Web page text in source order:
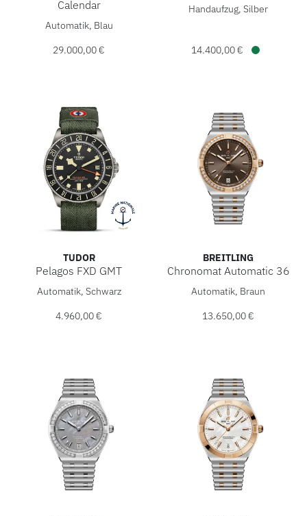
Calendar
Breitling Navitimer B19 Chronograph 43 Perpetual
Automatik, Blau
29.000,00 €
Jaeger-LeCoultre Reverso
Handaufzug, Silber
14.400,00 €
TUDOR
Pelagos FXD GMT
TUDOR Pelagos FXD GMT, Ref: M2542G267NU-0002,
Automatik, Schwarz
4.960,00 €
BREITLING
Chronomat Automatic 36
Breitling Chronomat
Automatik, Braun
13.650,00 €